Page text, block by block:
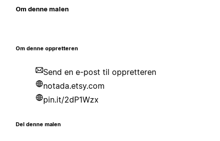
Om denne malen
Om denne oppretteren
Send en e-post til oppretteren
notada.etsy.com
pin.it/2dP1Wzx
Del denne malen